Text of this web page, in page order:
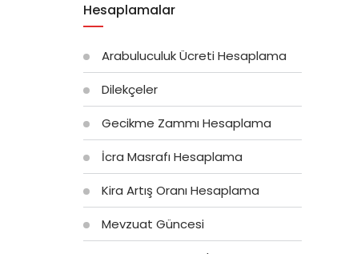
Hesaplamalar
Arabuluculuk Ücreti Hesaplama
Dilekçeler
Gecikme Zammı Hesaplama
İcra Masrafı Hesaplama
Kira Artış Oranı Hesaplama
Mevzuat Güncesi